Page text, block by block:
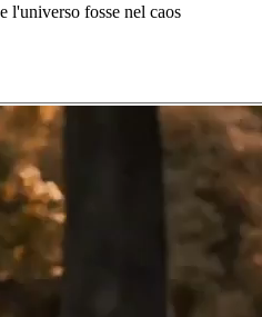
l'universo fosse nel caos